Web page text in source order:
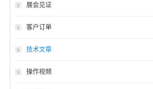
展会见证
客户订单
技术文章
操作视频